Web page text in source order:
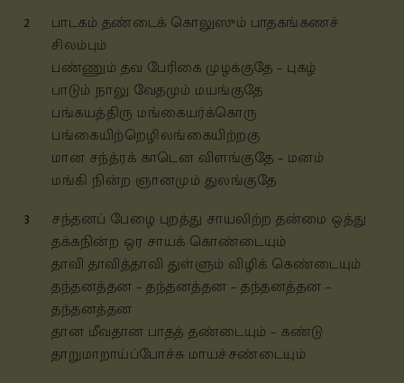
2
பாடகம் தண்டைக் கொலுஸும் பாதகங்கணச்
சிலம்பும்
பண்ணும் தவ பேரிகை முழக்குதே – புகழ்
பாடும் நாலு வேதமும் மயங்குதே
பங்கயத்திரு மங்கையர்க்கொரு
பங்கையிற்றெழிலங்கையிற்றகு
மான சந்த்ரக் காடென விளங்குதே – மனம்
மங்கி நின்ற ஞானமும் துலங்குதே
3
சந்தனப் பேழை புறத்து சாயலிற்ற தன்மை ஒத்து
தக்கநின்ற ஒர சாயக் கொண்டையும்
தாவி தாவித்தாவி துள்ளும் விழிக் கெண்டையும்
தந்தனத்தன – தந்தனத்தன – தந்தனத்தன –
தந்தனத்தன
தான மீவதான பாதத் தண்டையும் – கண்டு
தாறுமாறாய்ப்போச்சு மாயச்சண்டையும்